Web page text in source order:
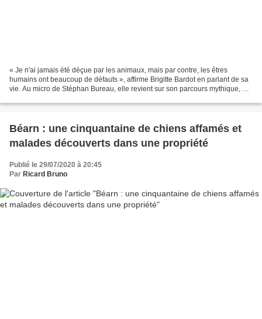
« Je n'ai jamais été déçue par les animaux, mais par contre, les êtres
humains ont beaucoup de défauts », affirme Brigitte Bardot en parlant de sa
vie. Au micro de Stéphan Bureau, elle revient sur son parcours mythique, au
Béarn : une cinquantaine de chiens affamés et
malades découverts dans une propriété
Publié le 29/07/2020 à 20:45
Par Ricard Bruno